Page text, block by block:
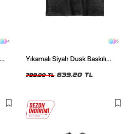
4 5
Yıkamalı Siyah Dusk Baskılı
799,00 TL 639,20 TL